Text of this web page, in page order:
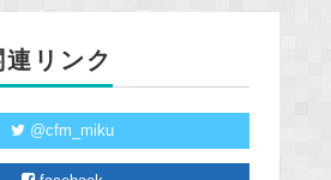
リンク
@cfm_miku